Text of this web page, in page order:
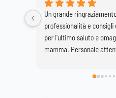
Un grande
professionalità e
per l'ultimo saluto e
mamma. Personale
Daniela e Giovanna Bonaiti.